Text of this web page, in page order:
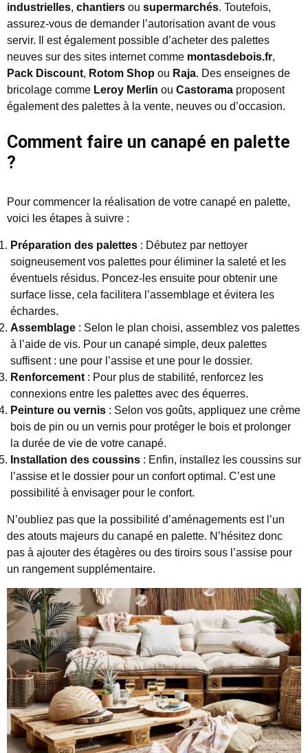
industrielles, chantiers ou supermarchés. Toutefois,
assurez-vous de demander l’autorisation avant de vous
servir. Il est également possible d’acheter des palettes
neuves sur des sites internet comme montasdebois.fr,
Pack Discount, Rotom Shop ou Raja. Des enseignes de
bricolage comme Leroy Merlin ou Castorama proposent
également des palettes à la vente, neuves ou d’occasion.
Comment faire un canapé en palette
?
Pour commencer la réalisation de votre canapé en palette,
voici les étapes à suivre :
Préparation des palettes : Débutez par nettoyer
soigneusement vos palettes pour éliminer la saleté et les
éventuels résidus. Poncez-les ensuite pour obtenir une
surface lisse, cela facilitera l’assemblage et évitera les
échardes.
Assemblage : Selon le plan choisi, assemblez vos palettes
à l’aide de vis. Pour un canapé simple, deux palettes
suffisent : une pour l’assise et une pour le dossier.
Renforcement : Pour plus de stabilité, renforcez les
connexions entre les palettes avec des équerres.
Peinture ou vernis : Selon vos goûts, appliquez une crème
bois de pin ou un vernis pour protéger le bois et prolonger
la durée de vie de votre canapé.
Installation des coussins : Enfin, installez les coussins sur
l’assise et le dossier pour un confort optimal. C’est une
possibilité à envisager pour le confort.
N’oubliez pas que la possibilité d’aménagements est l’un
des atouts majeurs du canapé en palette. N’hésitez donc
pas à ajouter des étagères ou des tiroirs sous l’assise pour
un rangement supplémentaire.